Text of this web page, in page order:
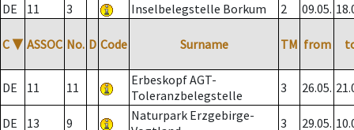
DE
11 3 Inselbelegstelle Borkum 2 09.05.
C ▼ ASSOC No. D Code Surname TM from
DE 11 11
Erbeskopf AGT-
Toleranzbelegstelle
3 26.05.
DE 13 9
Naturpark Erzgebirge-
3 29.05.